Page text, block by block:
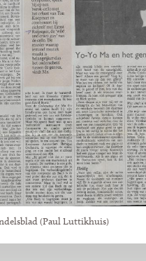
(Paul Luttikhuis)